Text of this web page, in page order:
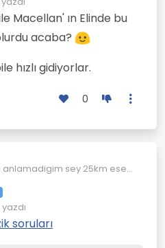
batan plakalar kırmızı
Macellan' ın Elinde bu
acaba?
hızlı gidiyorlar.
0
sey 25km esen
soruları